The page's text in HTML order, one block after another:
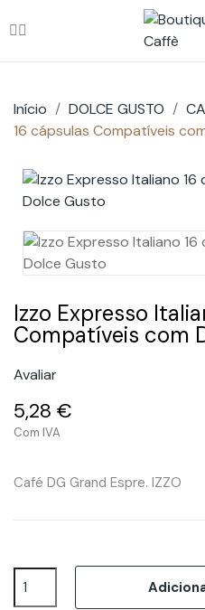
Início DOLCE GUSTO
16 cápsulas Compatíveis
Izzo Expresso
Compatíveis com
Avaliar
5,28 €
Com IVA
Café DG Grand Espre. IZZO